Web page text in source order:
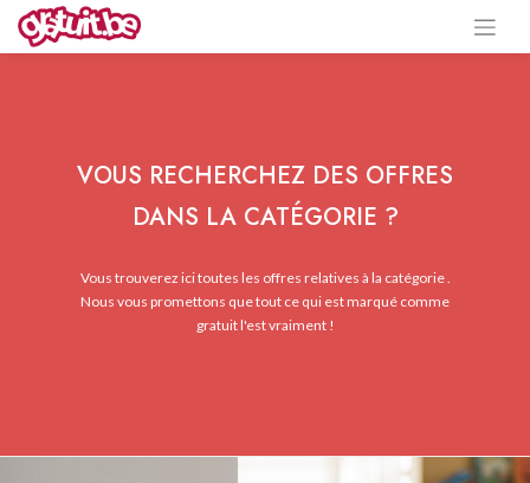
VOUS RECHERCHEZ DES OFFRES
DANS LA CATÉGORIE ?
Vous trouverez ici toutes les offres relatives à la catégorie .
Nous vous promettons que tout ce qui est marqué comme
gratuit l'est vraiment !